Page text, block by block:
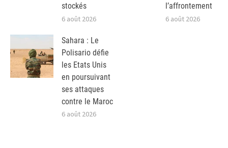
stockés
6 août 2026
l’affrontement
6 août 2026
Sahara : Le
Polisario défie
les Etats Unis
en poursuivant
ses attaques
contre le Maroc
6 août 2026